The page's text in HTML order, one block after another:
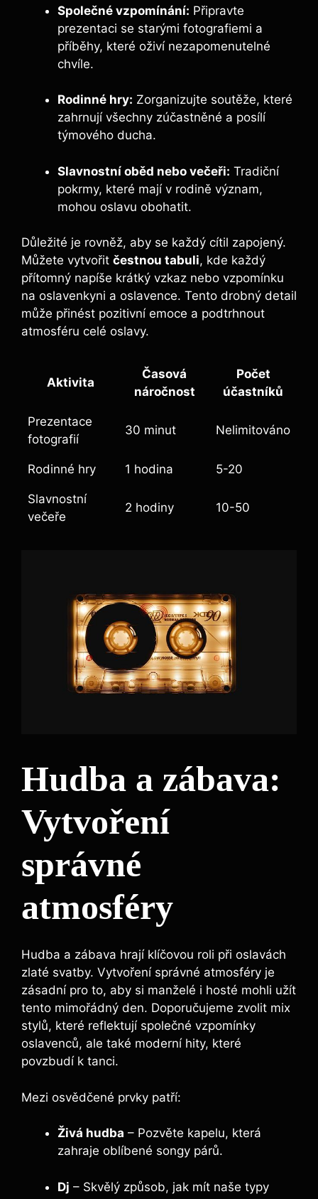
Společné vzpomínání: Připravte
prezentaci se starými fotografiemi a
příběhy, které oživí nezapomenutelné
chvíle.
Rodinné hry: Zorganizujte soutěže, které
zahrnují všechny zúčastněné a posílí
týmového ducha.
Slavnostní oběd nebo večeři: Tradiční
pokrmy, které mají v rodině význam,
mohou oslavu obohatit.
Důležité je rovněž, aby se každý cítil zapojený.
Můžete vytvořit čestnou tabuli, kde každý
přítomný napíše krátký vzkaz nebo vzpomínku
na oslavenkyni a oslavence. Tento drobný detail
může přinést pozitivní emoce a podtrhnout
atmosféru celé oslavy.
Aktivita
Časová
náročnost
Počet
účastníků
Prezentace
fotografií
30 minut Nelimitováno
Rodinné hry 1 hodina 5-20
Slavnostní
večeře
2 hodiny 10-50
Hudba a zábava:
Vytvoření
správné
atmosféry
Hudba a zábava hrají klíčovou roli při oslavách
zlaté svatby. Vytvoření správné atmosféry je
zásadní pro to, aby si manželé i hosté mohli užít
tento mimořádný den. Doporučujeme zvolit mix
stylů, které reflektují společné vzpomínky
oslavenců, ale také moderní hity, které
povzbudí k tanci.
Mezi osvědčené prvky patří:
Živá hudba – Pozvěte kapelu, která
zahraje oblíbené songy párů.
Dj – Skvělý způsob, jak mít naše typy